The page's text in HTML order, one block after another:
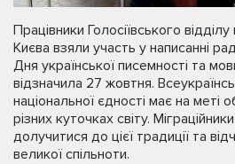
Працівники Голосіївського
Києва взяли участь у написанні
Дня української писемності та
відзначила 27 жовтня.
національної єдності має на меті
різних куточках світу.
долучитися до цієї традиції та
великої спільноти.